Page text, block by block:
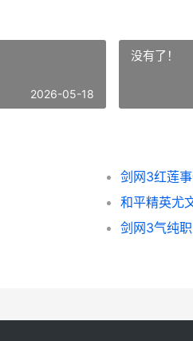
2026-05-18
没有了！
剑网3红莲
剑网3气纯